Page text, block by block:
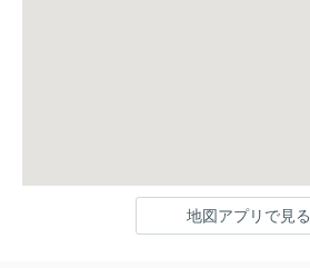
地図アプリで見る